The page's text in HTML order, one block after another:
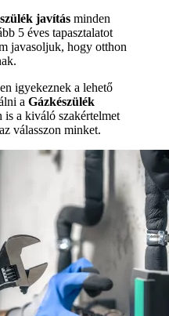
javítás minden
5 éves tapasztalatot
javasoljuk, hogy otthon
igyekeznek a lehető
a Gázkészülék
is a kiváló szakértelmet
válasszon minket.